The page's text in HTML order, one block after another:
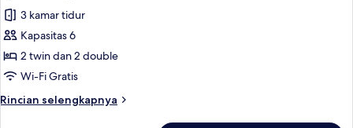
foto
untuk
Apartemen,
3
kamar
tidur
3 kamar tidur
Kapasitas 6
2 twin dan 2 double
Wi-Fi Gratis
Rincian selengkapnya
Rincian